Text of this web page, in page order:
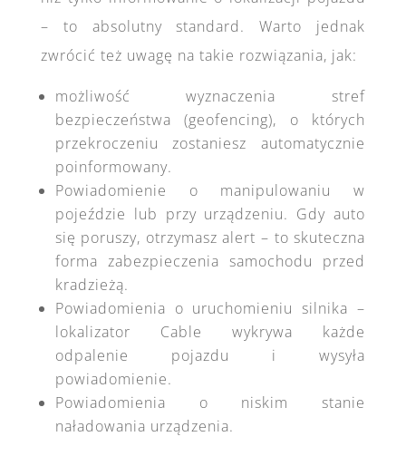
– to absolutny standard. Warto jednak
zwrócić też uwagę na takie rozwiązania, jak:
możliwość wyznaczenia stref
bezpieczeństwa (geofencing), o których
przekroczeniu zostaniesz automatycznie
poinformowany.
Powiadomienie o manipulowaniu w
pojeździe lub przy urządzeniu. Gdy auto
się poruszy, otrzymasz alert – to skuteczna
forma zabezpieczenia samochodu przed
kradzieżą.
Powiadomienia o uruchomieniu silnika –
lokalizator Cable wykrywa każde
odpalenie pojazdu i wysyła
powiadomienie.
Powiadomienia o niskim stanie
naładowania urządzenia.